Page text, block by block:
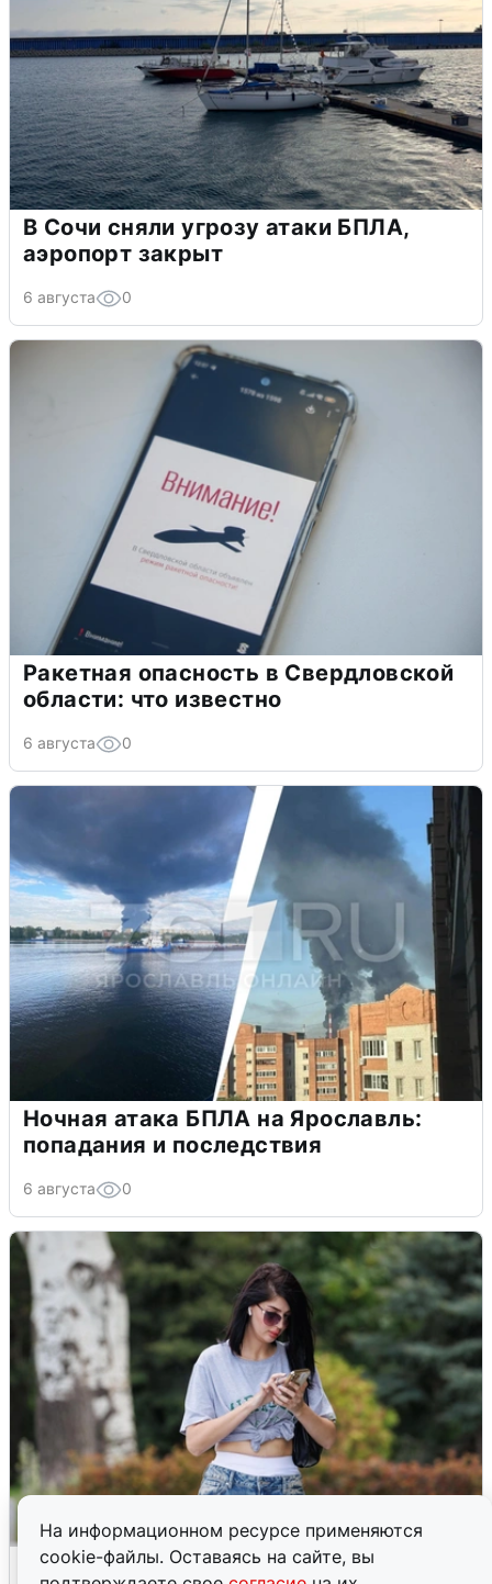
На информационном ресурсе применяются
cookie-файлы. Оставаясь на сайте, вы
В Сочи сняли угрозу атаки БПЛА,
аэропорт закрыт
6 августа 0
Ракетная опасность в Свердловской
области: что известно
6 августа 0
Ночная атака БПЛА на Ярославль:
попадания и последствия
6 августа 0
Волгоградцы остались без